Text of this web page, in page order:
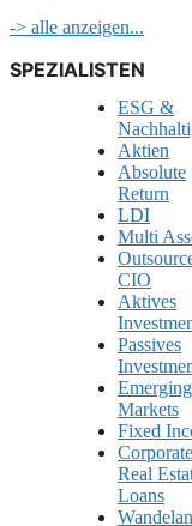
-> alle anzeigen...
SPEZIALISTEN
ESG &
Aktien
Absolute
Return
LDI
Multi
CIO
Aktives
Passives
Emerging
Markets
Fixed
Real
Loans